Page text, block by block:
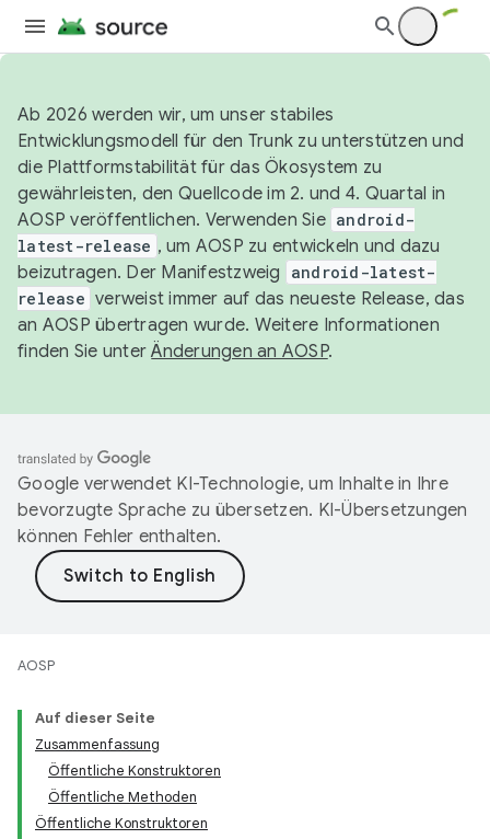
Ab 2026 werden wir, um unser stabiles
Entwicklungsmodell für den Trunk zu unterstützen und
die Plattformstabilität für das Ökosystem zu
gewährleisten, den Quellcode im 2. und 4. Quartal in
AOSP veröffentlichen. Verwenden Sie android-
latest-release , um AOSP zu entwickeln und dazu
beizutragen. Der Manifestzweig
android-latest-
release verweist immer auf das neueste Release, das
an AOSP übertragen wurde. Weitere Informationen
finden Sie unterÄnderungen an AOSP.
Google verwendet KI-Technologie, um Inhalte in Ihre
bevorzugte Sprache zu übersetzen. KI-Übersetzungen
können Fehler enthalten.
AOSP
Auf dieser Seite
Zusammenfassung
Öffentliche Konstruktoren
Öffentliche Methoden
Öffentliche Konstruktoren